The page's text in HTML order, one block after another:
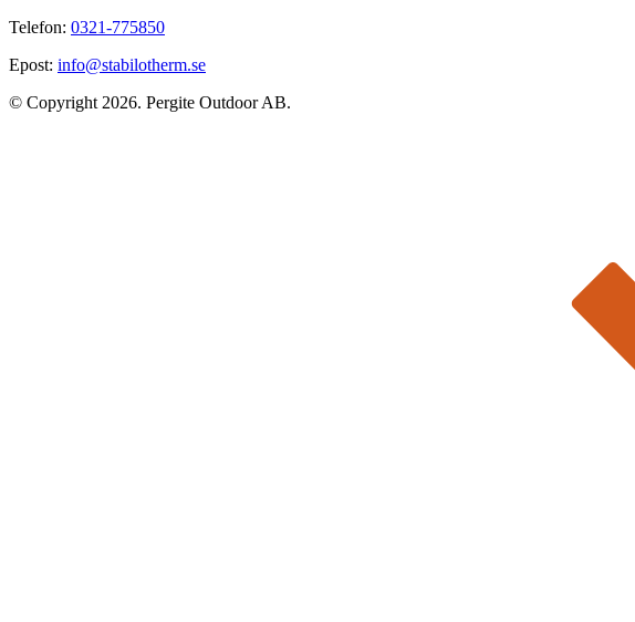
Telefon: 0321-775850
Epost: info@stabilotherm.se
© Copyright 2026. Pergite Outdoor AB.